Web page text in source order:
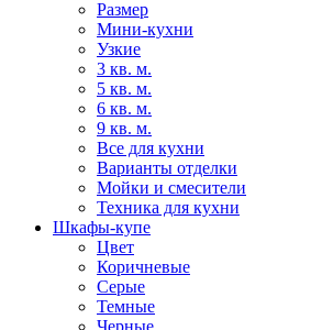
Размер
Мини-кухни
Узкие
3 кв. м.
5 кв. м.
6 кв. м.
9 кв. м.
Все для кухни
Варианты отделки
Мойки и смесители
Техника для кухни
Шкафы-купе
Цвет
Коричневые
Серые
Темные
Черные